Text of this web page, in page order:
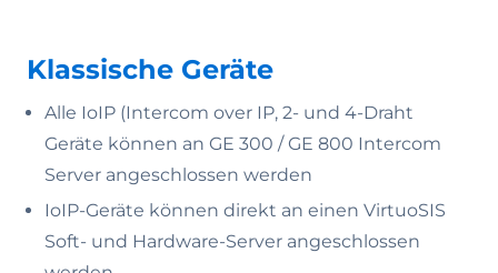
Klassische Geräte
Alle IoIP (Intercom over IP, 2- und 4-Draht
Geräte können an GE 300 / GE 800 Intercom
Server angeschlossen werden
IoIP-Geräte können direkt an einen VirtuoSIS
Soft- und Hardware-Server angeschlossen